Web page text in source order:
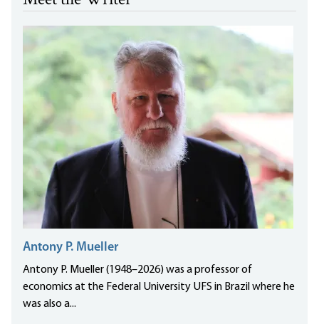
Antony P. Mueller
Antony P. Mueller (1948–2026) was a professor of
economics at the Federal University UFS in Brazil where he
was also a...